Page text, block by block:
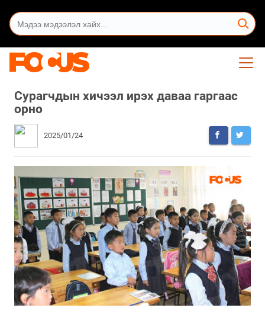
Сурагчдын хичээл ирэх даваа гаргаас
орно
2025/01/24